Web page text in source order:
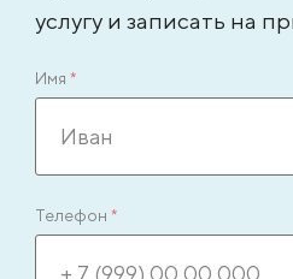
услугу и записать на
Имя *
Телефон *